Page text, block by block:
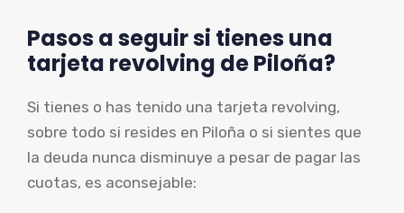
Pasos a seguir si tienes una
tarjeta revolving de Piloña?
Si tienes o has tenido una tarjeta revolving,
sobre todo si resides en Piloña o si sientes que
la deuda nunca disminuye a pesar de pagar las
cuotas, es aconsejable: